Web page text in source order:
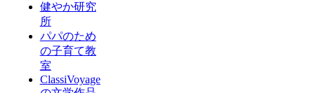
健やか研究
所
パパのため
の子育て教
室
ClassiVoyage